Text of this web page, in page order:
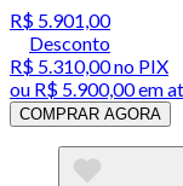
R$ 5.901,00
Desconto
R$ 5.310,00no PIX
ou R$ 5.900,00em
COMPRAR AGORA